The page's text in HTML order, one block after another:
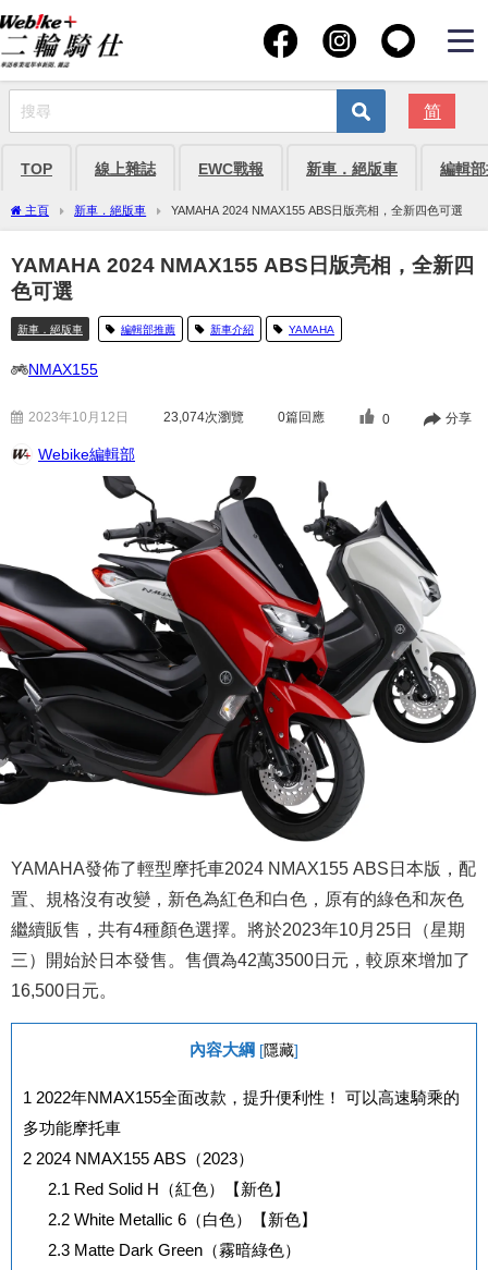
简
TOP 線上雜誌 EWC戰報 新車．絕版車 編輯
主頁 新車．絕版車 YAMAHA 2024 NMAX155 ABS日版亮相，全新四色可選
YAMAHA 2024 NMAX155 ABS日版亮相，全新四
色可選
新車．絕版車 編輯部推薦 新車介紹 YAMAHA
NMAX155
2023年10月12日 23,074次瀏覽 0篇回應 0 分享
Webike編輯部
YAMAHA發佈了輕型摩托車2024 NMAX155 ABS日本版，配
置、規格沒有改變，新色為紅色和白色，原有的綠色和灰色
繼續販售，共有4種顏色選擇。將於2023年10月25日（星期
三）開始於日本發售。售價為42萬3500日元，較原來增加了
16,500日元。
內容大綱 [隱藏]
1 2022年NMAX155全面改款，提升便利性！ 可以高速騎乘的
多功能摩托車
2 2024 NMAX155 ABS（2023）
2.1 Red Solid H（紅色）【新色】
2.2White Metallic 6（白色）【新色】
2.3Matte Dark Green（霧暗綠色）